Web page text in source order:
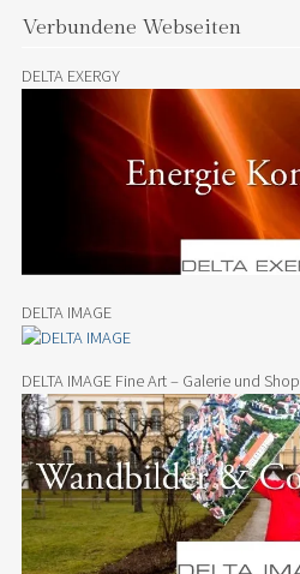
Verbundene Webseiten
DELTA EXERGY
DELTA IMAGE
DELTA IMAGE Fine Art – Galerie und Shop